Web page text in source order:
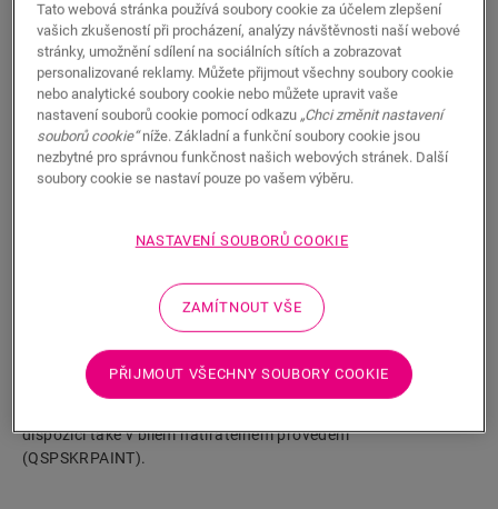
HLEDAT
Jedná se o vysokou, rovnou soklovou lištu, která dokonale ladí
uložení kabelů. Soklové lišty se snadno instalují s použitím
našeho lepidla One4All Glue nebo kolejnice. K připojení více
součástí dodávky), a to i v rozích. Pro vodotěsný povrch ji
můžete kombinovat s pěnovými páskami Foamstrip,
dispozici také v bílém natíratelném provedení
(QSPSKRPAINT).
Tato webová stránka používá soubory cookie za účelem zlepšení
vašich zkušeností při procházení, analýzy návštěvnosti naší webové
stránky, umožnění sdílení na sociálních sítích a zobrazovat
personalizované reklamy. Můžete přijmout všechny soubory cookie
nebo analytické soubory cookie nebo můžete upravit vaše
nastavení souborů cookie pomocí odkazu „Chci změnit nastavení
souborů cookie“níže. Základní a funkční soubory cookie jsou
nezbytné pro správnou funkčnost našich webových stránek. Další
soubory cookie se nastaví pouze po vašem výběru.
NASTAVENÍ SOUBORŮ COOKIE
ZAMÍTNOUT VŠE
PŘIJMOUT VŠECHNY SOUBORY COOKIE